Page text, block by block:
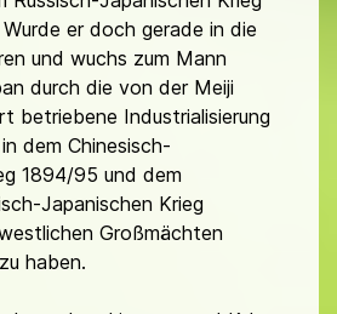
er doch gerade in die
und wuchs zum Mann
durch die von der Meiji
betriebene Industrialisierung
dem Chinesisch-
1894/95 und dem
Japanischen Krieg
Großmächten
haben.